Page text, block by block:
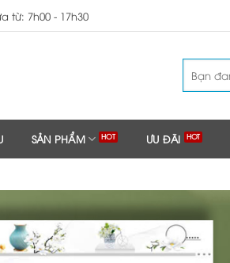
từ: 7h00 - 17h30
kiếm:
SẢN PHẨM ƯU ĐÃI